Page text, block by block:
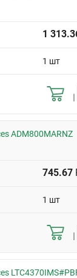
1
1 шт
ADM800MARNZ
745.67
1 шт